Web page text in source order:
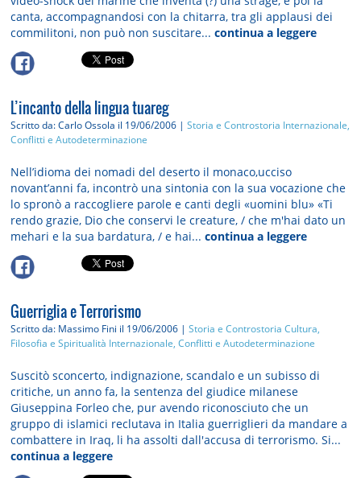
canta, accompagnandosi con la chitarra, tra gli applausi dei
commilitoni, non può non suscitare...continua a leggere
L’incanto della lingua tuareg
Scritto da: Carlo Ossola il 19/06/2006 |Storia e Controstoria Internazionale,
Conflitti e Autodeterminazione
Nell’idioma dei nomadi del deserto il monaco,ucciso
novant’anni fa, incontrò una sintonia con la sua vocazione che
lo spronò a raccogliere parole e canti degli «uomini blu» «Ti
rendo grazie, Dio che conservi le creature, / che m'hai dato un
mehari e la sua bardatura, / e hai...continua a leggere
Guerriglia e Terrorismo
Scritto da: Massimo Fini il 19/06/2006 |Storia e Controstoria Cultura,
Filosofia e Spiritualità Internazionale, Conflitti e Autodeterminazione
Suscitò sconcerto, indignazione, scandalo e un subisso di
critiche, un anno fa, la sentenza del giudice milanese
Giuseppina Forleo che, pur avendo riconosciuto che un
gruppo di islamici reclutava in Italia guerriglieri da mandare a
combattere in Iraq, li ha assolti dall'accusa di terrorismo. Si...
continua a leggere